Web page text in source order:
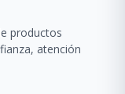
productos
atención